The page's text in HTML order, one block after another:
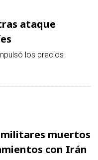
ataque
los precios
militares muertos
con Irán